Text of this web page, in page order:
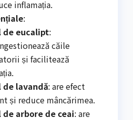
inflamația.
:
de eucalipt:
căile
și facilitează
de lavandă: are efect
și reduce mâncărimea.
de arbore de ceai: are